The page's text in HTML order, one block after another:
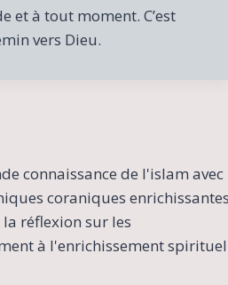
et à tout moment. C’est
vers Dieu.
connaissance de l'islam avec
coraniques
réflexion sur les
à l'enrichissement spirituel